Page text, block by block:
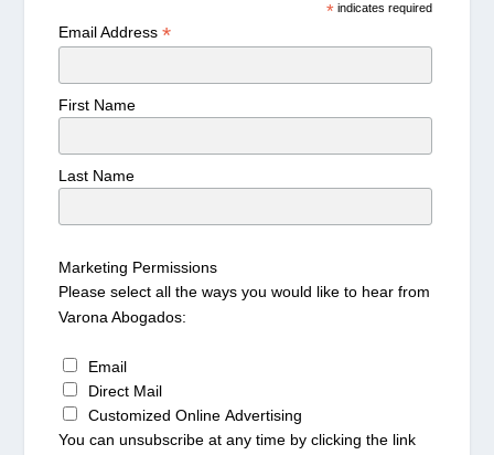
*indicates required
Email Address*
First Name
Last Name
Marketing Permissions
Please select all the ways you would like to hear from
Varona Abogados:
Email
Direct Mail
Customized Online Advertising
You can unsubscribe at any time by clicking the link